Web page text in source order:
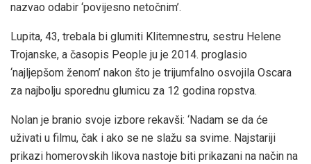
nazvao odabir ‘povijesno netočnim’.
Lupita, 43, trebala bi glumiti Klitemnestru, sestru Helene
Trojanske, a časopis People ju je 2014. proglasio
‘najljepšom ženom’ nakon što je trijumfalno osvojila Oscara
za najbolju sporednu glumicu za 12 godina ropstva.
Nolan je branio svoje izbore rekavši: ‘Nadam se da će
uživati ​​u filmu, čak i ako se ne slažu sa svime. Najstariji
prikazi homerovskih likova nastoje biti prikazani na način na